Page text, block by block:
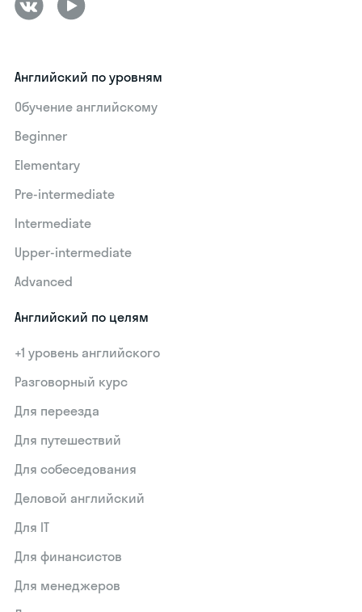
Английский по уровням
Обучение английскому
Beginner
Elementary
Pre-intermediate
Intermediate
Upper-intermediate
Advanced
Английский по целям
+1 уровень английского
Разговорный курс
Для переезда
Для путешествий
Для собеседования
Деловой английский
Для IT
Для финансистов
Для менеджеров